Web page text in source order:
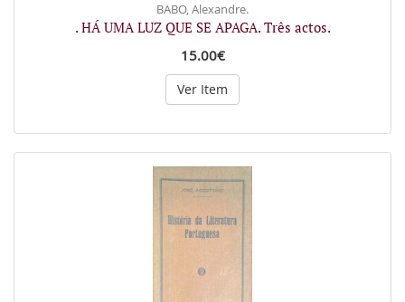
BABO, Alexandre.
. HÁ UMA LUZ QUE SE APAGA. Três actos.
15.00€
Ver Item